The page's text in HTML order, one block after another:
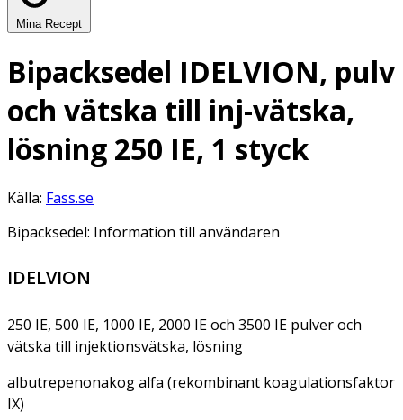
Mina Recept
Bipacksedel IDELVION, pulv
och vätska till inj-vätska,
lösning 250 IE, 1 styck
Källa: Fass.se
Bipacksedel: Information till användaren
IDELVION
250 IE, 500 IE, 1000 IE, 2000 IE och 3500 IE pulver och
vätska till injektionsvätska, lösning
albutrepenonakog alfa (rekombinant koagulationsfaktor
IX)